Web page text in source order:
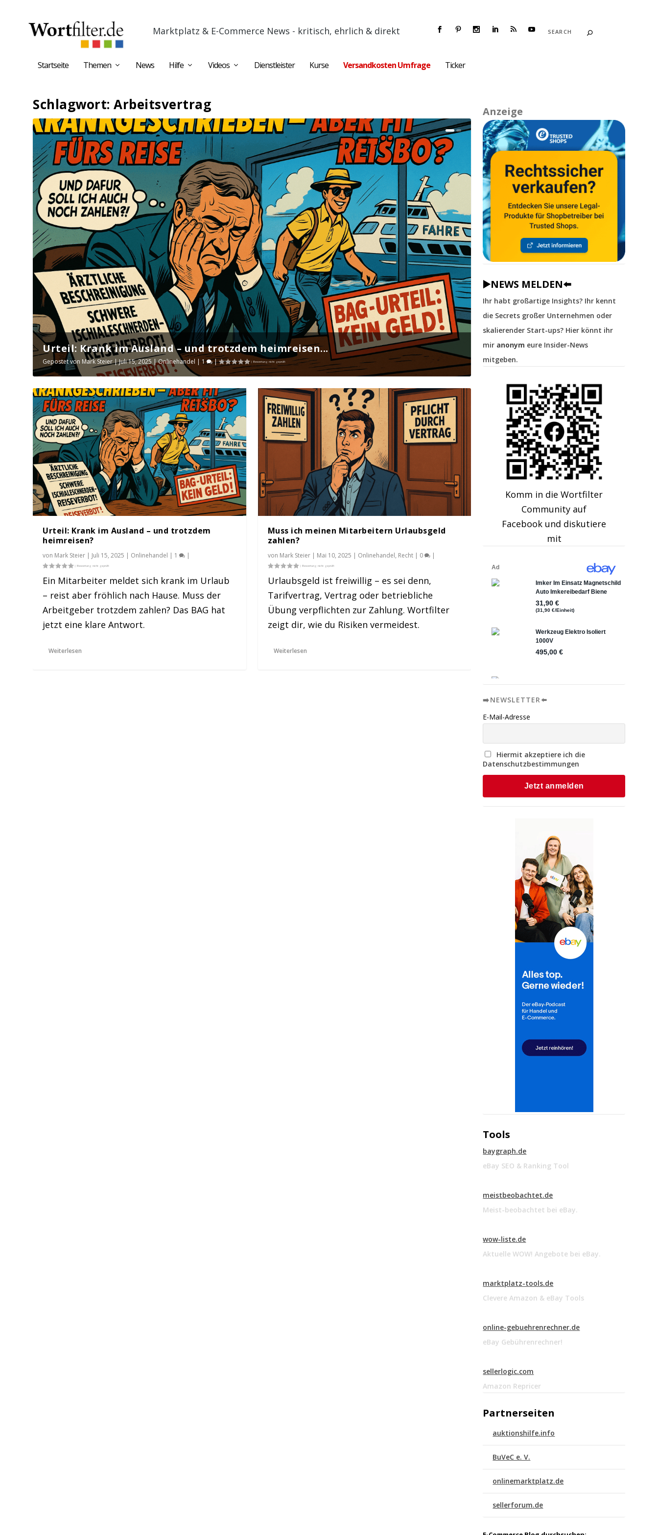
Marktplatz & E-Commerce News - kritisch, ehrlich & direkt
Startseite Themen News Hilfe Videos Dienstleister Kurse Versandkosten Umfrage Ticker
Schlagwort:Arbeitsvertrag
Urteil: Krank im Ausland – und trotzdem heimreisen...
Gepostet von Mark Steier|Juli 15, 2025 |Onlinehandel |1 |
Muss ich meinen Mitarbeitern Urlaubsgeld zahlen?
Urteil: Krank im Ausland – und trotzdem
heimreisen?
von Mark Steier | Juli 15, 2025 | Onlinehandel | 1 |
Ein Mitarbeiter meldet sich krank im Urlaub
– reist aber fröhlich nach Hause. Muss der
Arbeitgeber trotzdem zahlen? Das BAG hat
jetzt eine klare Antwort.
Weiterlesen
Muss ich meinen Mitarbeitern Urlaubsgeld
zahlen?
von Mark Steier| Mai 10, 2025 | Onlinehandel, Recht| 0 |
Urlaubsgeld ist freiwillig – es sei denn,
Tarifvertrag, Vertrag oder betriebliche
Übung verpflichten zur Zahlung. Wortfilter
zeigt dir, wie du Risiken vermeidest.
Weiterlesen
Anzeige
▶️NEWS MELDEN⬅️
Ihr habt großartige Insights? Ihr kennt
die Secrets großer Unternehmen oder
skalierender Start-ups? Hier könnt ihr
mir anonym eure Insider-News
mitgeben.
Komm in die Wortfilter
Community auf
Facebook und diskutiere
mit
➡️NEWSLETTER⬅️
E-Mail-Adresse
Hiermit akzeptiere ich die
Datenschutzbestimmungen
Tools
baygraph.de
eBay SEO & Ranking Tool
meistbeobachtet.de
Meist-beobachtet bei eBay.
wow-liste.de
Aktuelle WOW! Angebote bei eBay.
marktplatz-tools.de
Clevere Amazon & eBay Tools
online-gebuehrenrechner.de
eBay Gebührenrechner!
sellerlogic.com
Amazon Repricer
Partnerseiten
auktionshilfe.info
BuVeC e. V.
onlinemarktplatz.de
sellerforum.de